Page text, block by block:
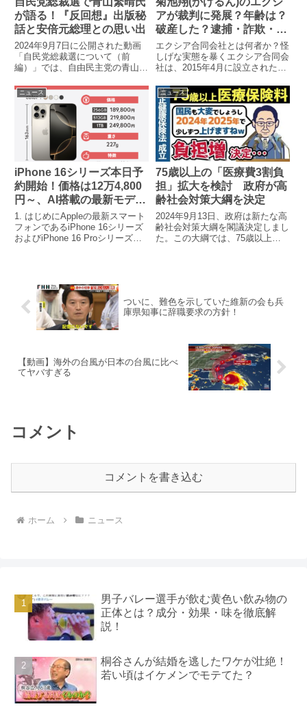
が語る！『反回想』出版秘
話と安倍元総理との思い出
2024年9月7日に公開された動画
「自民党総裁選について（前
編）」では、自由民主党の青山繁
補を決意した背景や、9月7日に
発売された新著『反回想』に関す
る裏話を語っています。また、彼
が「友人だった」と振り返る安
倍...
アが裁判に発展？年齢は？
破産した？逮捕・詐欺・ひ
めかの噂について
エクシア合同会社とは何者か？怪
しげな実態を暴くエクシア合同会
社は、2015年4月に設立された投
のは、かけるんこと菊池翔（本
名：菊池翔）。彼はその派手な生
活や大胆な言動でSNSやネット
を賑わせています。しかし、こ...
ニュース
iPhone 16シリーズ本日予
約開始！価格は12万4,800
円～、AI搭載の最新モデル
を徹底解説
1. はじめにAppleの最新スマート
フォンであるiPhone 16シリーズ
およびiPhone 16 Proシリーズの
化だけでなく、**AI...
ニュース
75歳以上の「医療費3割負
担」拡大を検討 政府が高
齢社会対策大綱を決定
2024年9月13日、政府は新たな高
齢社会対策大綱を閣議決定しまし
た。この大綱では、75歳以上の
ついに、難色を示していた維新の会も兵
庫県知事に辞職要求の方針！
【動画】海外の台風が日本の台風に比べ
てヤバすぎる
コメント
コメントを書き込む
ホーム ニュース
男子バレー選手が飲む黄色い飲み物の
正体とは？成分・効果・味を徹底解
説！
桐谷さんが結婚を逃したワケが壮絶！
若い頃はイケメンでモテてた？